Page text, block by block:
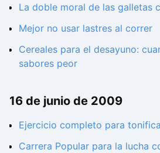
La doble moral de las galletas
Mejor no usar lastres al correr
Cereales para el desayuno:
sabores peor
16 de junio de 2009
Ejercicio completo para
Carrera Popular para la lucha